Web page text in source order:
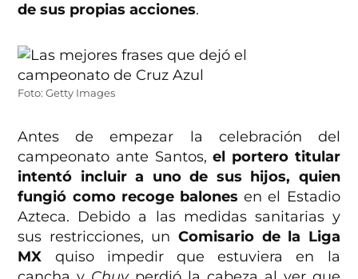
de sus propias acciones.
Foto: Getty Images
Antes de empezar la celebración del
campeonato ante Santos,el portero titular
intentó incluir a uno de sus hijos, quien
fungió como recoge balones en el Estadio
Azteca. Debido a las medidas sanitarias y
sus restricciones, un Comisario de la Liga
MX quiso impedir que estuviera en la